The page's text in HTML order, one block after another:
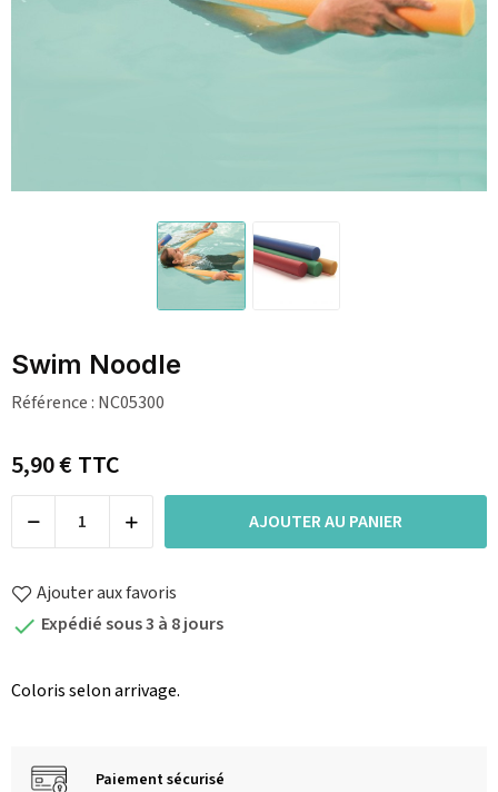
Swim Noodle
Référence : NC05300
5,90 €TTC
AJOUTER AU PANIER
Ajouter aux favoris
 Expédié sous 3 à 8 jours
Coloris selon arrivage.
Paiement sécurisé